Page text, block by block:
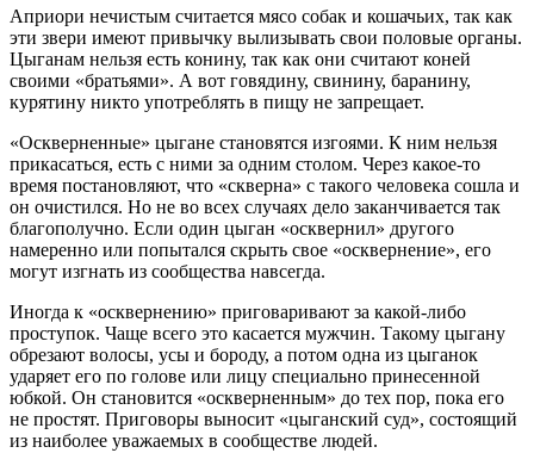
Априори нечистым считается мясо собак и кошачьих, так как
эти звери имеют привычку вылизывать свои половые органы.
Цыганам нельзя есть конину, так как они считают коней
своими «братьями». А вот говядину, свинину, баранину,
курятину никто употреблять в пищу не запрещает.
«Оскверненные» цыгане становятся изгоями. К ним нельзя
прикасаться, есть с ними за одним столом. Через какое-то
время постановляют, что «скверна» с такого человека сошла и
он очистился. Но не во всех случаях дело заканчивается так
благополучно. Если один цыган «осквернил» другого
намеренно или попытался скрыть свое «осквернение», его
могут изгнать из сообщества навсегда.
Иногда к «осквернению» приговаривают за какой-либо
проступок. Чаще всего это касается мужчин. Такому цыгану
обрезают волосы, усы и бороду, а потом одна из цыганок
ударяет его по голове или лицу специально принесенной
юбкой. Он становится «оскверненным» до тех пор, пока его
не простят. Приговоры выносит «цыганский суд», состоящий
из наиболее уважаемых в сообществе людей.